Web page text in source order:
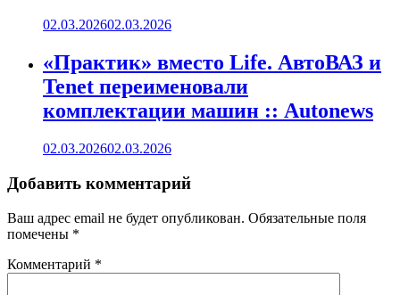
02.03.202602.03.2026
«Практик» вместо Life. АвтоВАЗ и
Tenet переименовали
комплектации машин :: Autonews
02.03.202602.03.2026
Добавить комментарий
Ваш адрес email не будет опубликован. Обязательные поля
помечены *
Комментарий *